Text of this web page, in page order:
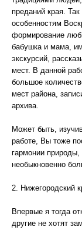
преданий края.
особенностям
формирование
бабушка и мама,
экскурсий,
мест. В данной
большое
мест района,
архива.
Может быть,
работе, Вы тоже
гармонии природы,
необыкновенно
2. Нижегородский
Впервые я тогда
другие не хотят